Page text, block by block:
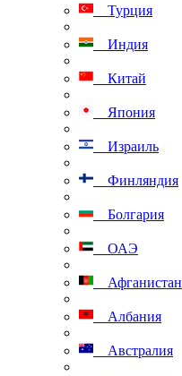
Турция
Индия
Китай
Япония
Израиль
Финляндия
Болгария
ОАЭ
Афганистан
Албания
Австралия